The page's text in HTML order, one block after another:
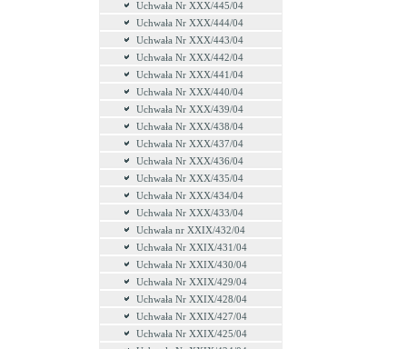
Uchwała Nr XXX/445/04
Uchwała Nr XXX/444/04
Uchwała Nr XXX/443/04
Uchwała Nr XXX/442/04
Uchwała Nr XXX/441/04
Uchwała Nr XXX/440/04
Uchwała Nr XXX/439/04
Uchwała Nr XXX/438/04
Uchwała Nr XXX/437/04
Uchwała Nr XXX/436/04
Uchwała Nr XXX/435/04
Uchwała Nr XXX/434/04
Uchwała Nr XXX/433/04
Uchwała nr XXIX/432/04
Uchwała Nr XXIX/431/04
Uchwała Nr XXIX/430/04
Uchwała Nr XXIX/429/04
Uchwała Nr XXIX/428/04
Uchwała Nr XXIX/427/04
Uchwała Nr XXIX/425/04